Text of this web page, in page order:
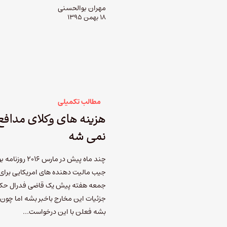
مهران بوالحسنی
۱۸ بهمن ۱۳۹۵
مطالب تکمیلی
هزینه های وکلای
نمی شه
چند ماه
جیب مالیت دهنده های امریکایی
جمعه هفته پیش یک قاضی فدرال حکم
جزئیات این مخارج باخبر بشه اما چون
بشه فعلن با این درخواست…